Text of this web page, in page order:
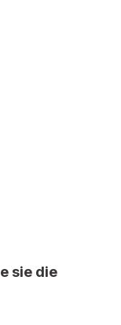
sie die